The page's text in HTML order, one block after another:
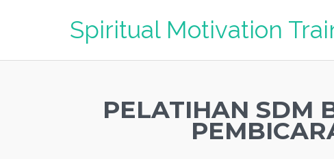
Spiritual Motivation
PELATIHAN SDM